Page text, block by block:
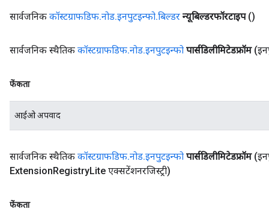
सार्वजनिक कॉस्टग्राफडिफ.नोड.इनपुटइन्फो.बिल्डर न्यूबिल्डरफॉरटाइप ()
सार्वजनिक स्थैतिक कॉस्टग्राफडिफ.नोड.इनपुटइन्फो पार्सडिलीमिटेडफ्रॉम
फेंकता
आईओ अपवाद
सार्वजनिक स्थैतिक कॉस्टग्राफडिफ.नोड.इनपुटइन्फो पार्सडिलीमिटेडफ्रॉम
ExtensionRegistryLite एक्सटेंशनरजिस्ट्री)
फेंकता